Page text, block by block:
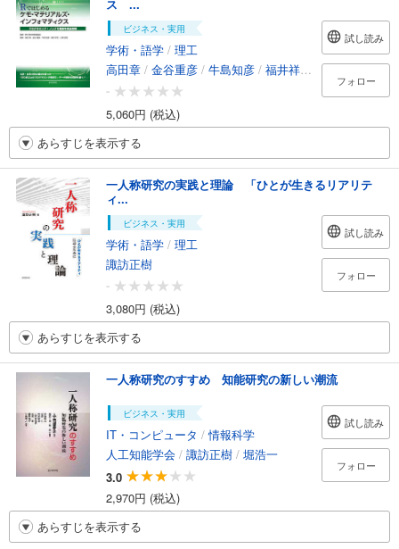
ス ...
ビジネス・実用
学術・語学 / 理工
高田章 / 金谷重彦 / 牛島知彦 / 福井祥文 /小野直亮
-
5,060円 (税込)
試し読み
フォロー
あらすじを表示する
一人称研究の実践と理論 「ひとが生きるリアリテ
ィ...
ビジネス・実用
学術・語学 / 理工
諏訪正樹
-
3,080円 (税込)
試し読み
フォロー
あらすじを表示する
一人称研究のすすめ 知能研究の新しい潮流
ビジネス・実用
IT・コンピュータ /情報科学
人工知能学会 / 諏訪正樹 / 堀浩一
3.0
2,970円 (税込)
試し読み
フォロー
あらすじを表示する